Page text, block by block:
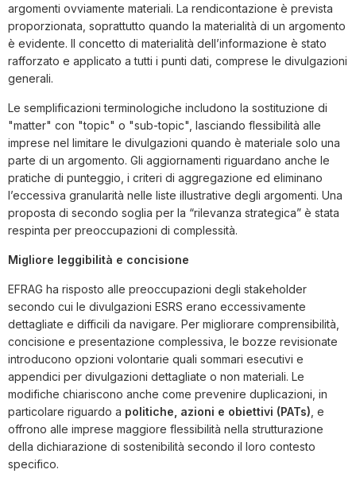
argomenti ovviamente materiali. La rendicontazione è prevista
proporzionata, soprattutto quando la materialità di un argomento
è evidente. Il concetto di materialità dell’informazione è stato
rafforzato e applicato a tutti i punti dati, comprese le divulgazioni
generali.
Le semplificazioni terminologiche includono la sostituzione di
"matter" con "topic" o "sub-topic", lasciando flessibilità alle
imprese nel limitare le divulgazioni quando è materiale solo una
parte di un argomento. Gli aggiornamenti riguardano anche le
pratiche di punteggio, i criteri di aggregazione ed eliminano
l’eccessiva granularità nelle liste illustrative degli argomenti. Una
proposta di secondo soglia per la “rilevanza strategica” è stata
respinta per preoccupazioni di complessità.
Migliore leggibilità e concisione
EFRAG ha risposto alle preoccupazioni degli stakeholder
secondo cui le divulgazioni ESRS erano eccessivamente
dettagliate e difficili da navigare. Per migliorare comprensibilità,
concisione e presentazione complessiva, le bozze revisionate
introducono opzioni volontarie quali sommari esecutivi e
appendici per divulgazioni dettagliate o non materiali. Le
modifiche chiariscono anche come prevenire duplicazioni, in
particolare riguardo a politiche, azioni e obiettivi (PATs) , e
offrono alle imprese maggiore flessibilità nella strutturazione
della dichiarazione di sostenibilità secondo il loro contesto
specifico.